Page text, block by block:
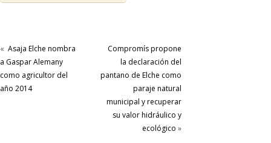
« Asaja Elche nombra
a Gaspar Alemany
como agricultor del
año 2014
Compromís propone
la declaración del
pantano de Elche como
paraje natural
municipal y recuperar
su valor hidráulico y
ecológico »